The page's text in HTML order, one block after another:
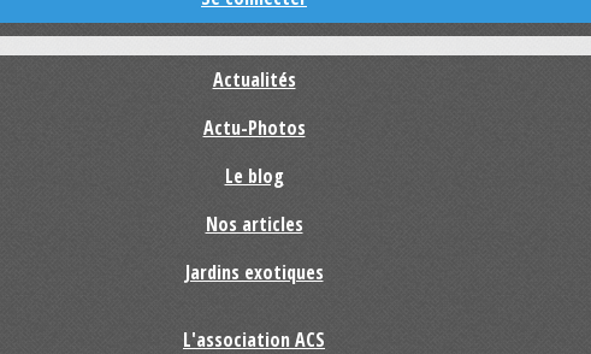
Actualités
Actu-Photos
Le blog
Nos articles
Jardins exotiques
L'association ACS